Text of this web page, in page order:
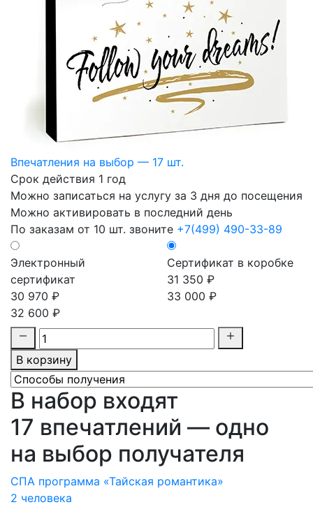
Впечатления на выбор — 17 шт.
Срок действия 1 год
Можно записаться на услугу за 3 дня до посещения
Можно активировать в последний день
По заказам от 10 шт. звоните +7(499) 490-33-89
Электронный
сертификат
30 970 ₽
32 600 ₽
Сертификат в коробке
31 350 ₽
33 000 ₽
В корзину
В набор входят
17 впечатлений — одно
на выбор получателя
СПА программа «Тайская романтика»
2 человека